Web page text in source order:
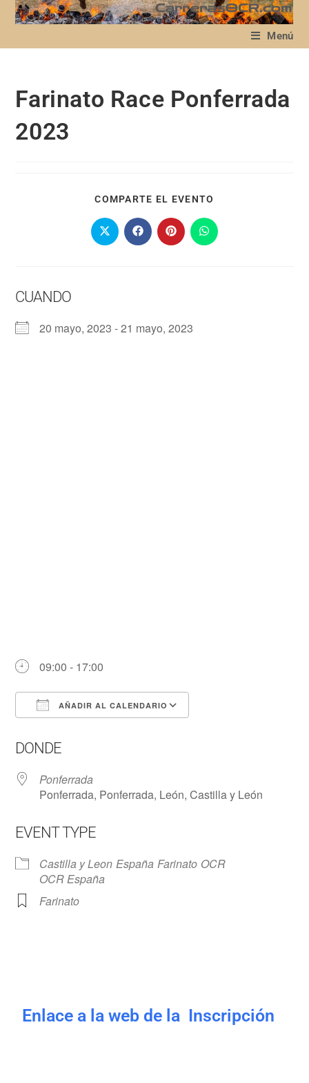
Menú
Farinato Race Ponferrada
2023
COMPARTE EL EVENTO
CUANDO
20 mayo, 2023 - 21 mayo, 2023
09:00 - 17:00
AÑADIR AL CALENDARIO
DONDE
Ponferrada
Ponferrada, Ponferrada, León, Castilla y León
EVENT TYPE
Castilla y Leon España Farinato OCR
OCR España
Farinato
Enlace a la web de la Inscripción